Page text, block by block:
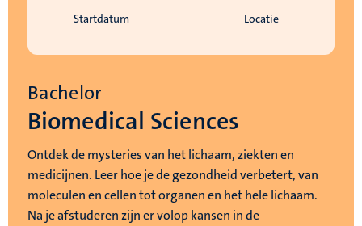
Startdatum Locatie
Bachelor
Biomedical Sciences
Ontdek de mysteries van het lichaam, ziekten en
medicijnen. Leer hoe je de gezondheid verbetert, van
moleculen en cellen tot organen en het hele lichaam.
Na je afstuderen zijn er volop kansen in de